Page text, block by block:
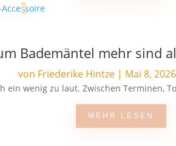
Bademäntel mehr sind
von Friederike Hintze | Mai 8, 2026
ein wenig zu laut. Zwischen Terminen,
MEHR LESEN